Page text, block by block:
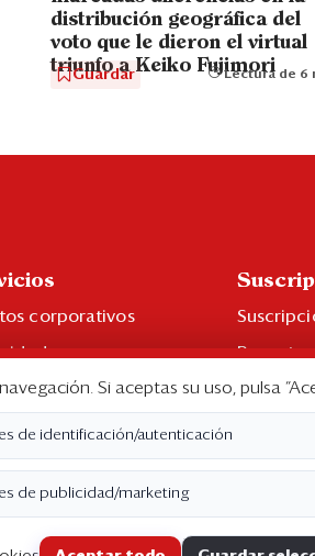
distribución geográfica del
voto que le dieron el virtual
triunfo a Keiko Fujimori
Guardar Lectura de 6
corporativos
de reclamaciones
Edición
Si aceptas su uso, pulsa
de identificación/autenticación
de publicidad/marketing